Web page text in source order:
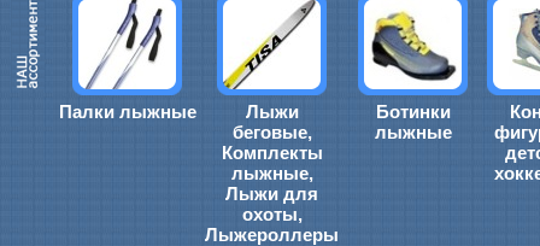
Палки лыжные
Лыжи
беговые,
Комплекты
лыжные,
Лыжи для
охоты,
Лыжероллеры
Ботинки
лыжные